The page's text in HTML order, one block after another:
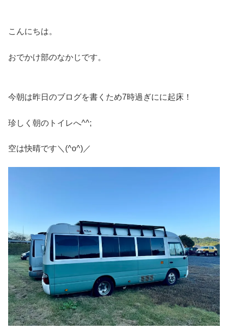
こんにちは。
おでかけ部のなかじです。
今朝は昨日のブログを書くため7時過ぎにに起床！
珍しく朝のトイレへ^^;
空は快晴です＼(^o^)／